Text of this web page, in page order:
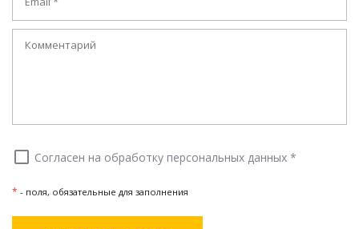
check_box_outline_blank Согласен на обработку персональных данных *
* - поля, обязательные для заполнения